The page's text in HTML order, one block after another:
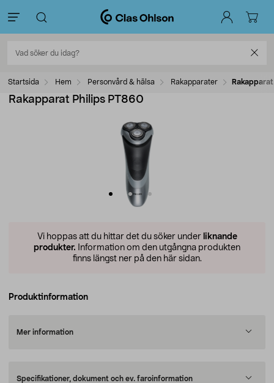
Startsida Hem Personvård & hälsa Rakapparater
Rakapparat Philips PT860
Vi hoppas att du hittar det du söker under liknande
produkter. Information om den utgångna produkten
finns längst ner på den här sidan.
Produktinformation
Mer information
Specifikationer, dokument och ev. faroinformation